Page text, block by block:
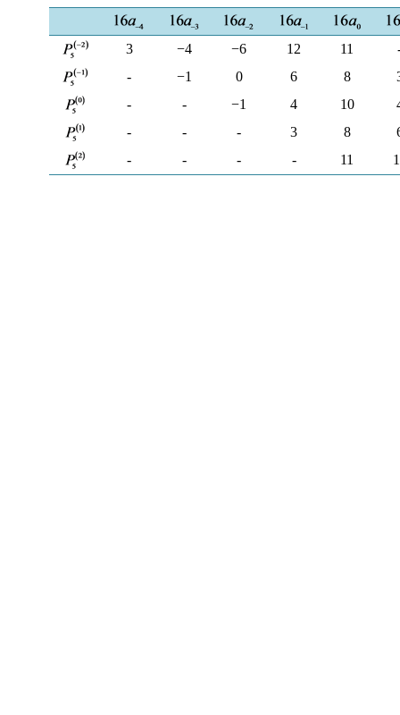
3 −4 −6 12 11
-
−1 0 6 8
-
- −1 4 10
-
- - 3 8
-
- - - 11